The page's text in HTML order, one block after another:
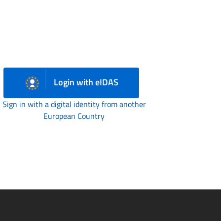
Login with eIDAS
Sign in with a digital identity from another
European Country